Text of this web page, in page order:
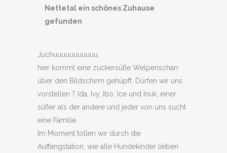
Nettetal ein schönes Zuhause
gefunden
Juchuuuuuuuuuuu,
hier kommt eine zuckersüße Welpenscharr
über den Bildschirm gehüpft. Dürfen wir uns
vorstellen ? Ida, Ivy, Ibo, Ice und Inuk, einer
süßer als der andere und jeder von uns sucht
eine Familie.
Im Moment tollen wir durch die
Auffangstation, wie alle Hundekinder lieben